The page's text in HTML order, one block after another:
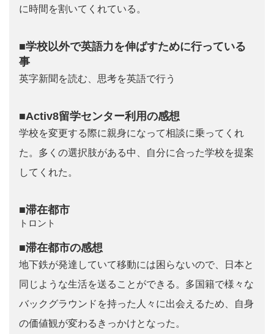
に時間を割いてくれている。
■学校以外で英語力を伸ばすために行っている
事
英字新聞を読む、思考を英語で行う
■Activ8留学センター利用の感想
学校を変更する際に親身になって相談に乗ってくれ
た。多くの選択肢がある中、自分に合った学校を提案
してくれた。
■滞在都市
トロント
■滞在都市の感想
地下鉄が発達していて移動には困らないので、日本と
同じような生活を送ることができる。多国籍で様々な
バックグラウンドを持った人々に出会えるため、自身
の価値観が変わるきっかけとなった。